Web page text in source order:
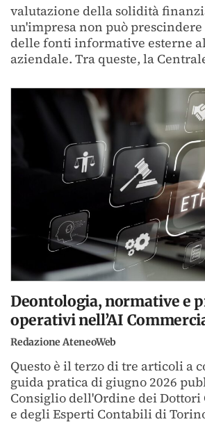
valutazione della solidità
un'impresa non può
delle fonti informative esterne
aziendale. Tra queste, la
Deontologia, normative e
operativi nell’AI
Redazione AteneoWeb
Questo è il terzo di tre articoli a
guida pratica di giugno 2026
Consiglio dell'Ordine dei
e degli Esperti Contabili di